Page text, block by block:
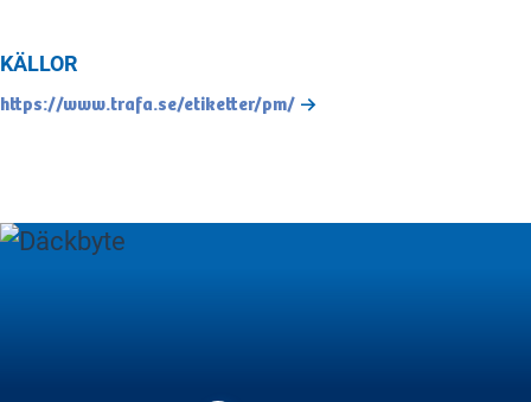
KÄLLOR
https://www.trafa.se/etiketter/pm/